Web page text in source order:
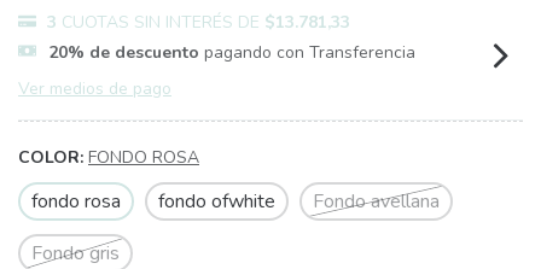
3 CUOTAS SIN INTERÉS DE $13.781,33
20% de descuento pagando con Transferencia
Ver medios de pago
COLOR: FONDO ROSA
fondo rosa fondo ofwhite
Fondo avellana
Fondo gris